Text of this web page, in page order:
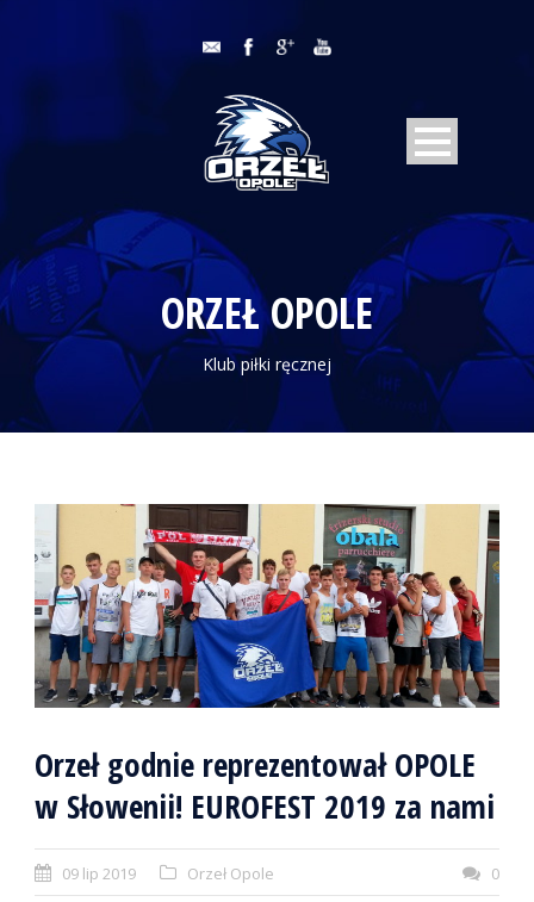
ORZEŁ OPOLE
Klub piłki ręcznej
Orzeł godnie reprezentował OPOLE
w Słowenii! EUROFEST 2019 za nami
09 lip 2019 Orzeł Opole 0